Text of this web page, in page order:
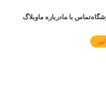
تماس با مادرباره ماوبلاگ